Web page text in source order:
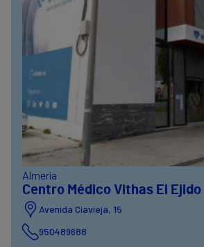
Almería
Centro Médico Vithas El Ejido
Avenida Ciavieja, 15
950489688